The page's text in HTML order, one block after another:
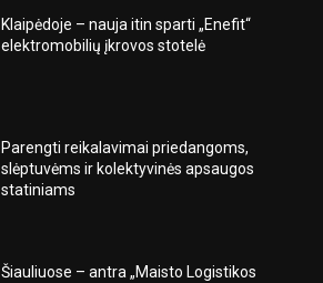
Klaipėdoje – nauja itin sparti „Enefit“
elektromobilių įkrovos stotelė
Parengti reikalavimai priedangoms,
slėptuvėms ir kolektyvinės apsaugos
statiniams
Šiauliuose – antra „Maisto Logistikos